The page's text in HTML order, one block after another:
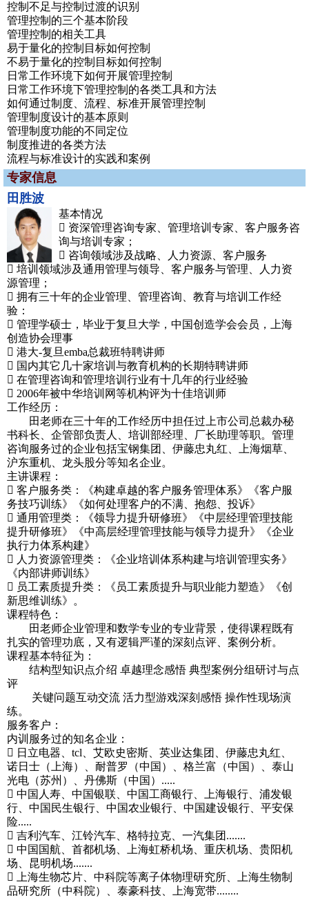
控制不足与控制过渡的识别
管理控制的三个基本阶段
管理控制的相关工具
易于量化的控制目标如何控制
不易于量化的控制目标如何控制
日常工作环境下如何开展管理控制
日常工作环境下管理控制的各类工具和方法
如何通过制度、流程、标准开展管理控制
管理制度设计的基本原则
管理制度功能的不同定位
制度推进的各类方法
流程与标准设计的实践和案例
专家信息
田胜波
基本情况
 资深管理咨询专家、管理培训专家、客户服务咨
询与培训专家；
 咨询领域涉及战略、人力资源、客户服务
 培训领域涉及通用管理与领导、客户服务与管理、人力资
源管理；
 拥有三十年的企业管理、管理咨询、教育与培训工作经
验：
 管理学硕士，毕业于复旦大学，中国创造学会会员，上海
创造协会理事
 港大-复旦emba总裁班特聘讲师
 国内其它几十家培训与教育机构的长期特聘讲师
 在管理咨询和管理培训行业有十几年的行业经验
 2006年被中华培训网等机构评为十佳培训师
工作经历：
田老师在三十年的工作经历中担任过上市公司总裁办秘
书科长、企管部负责人、培训部经理、厂长助理等职。管理
咨询服务过的企业包括宝钢集团、伊藤忠丸红、上海烟草、
沪东重机、龙头股分等知名企业。
主讲课程：
 客户服务类：《构建卓越的客户服务管理体系》《客户服
务技巧训练》《如何处理客户的不满、抱怨、投诉》
 通用管理类：《领导力提升研修班》《中层经理管理技能
提升研修班》《中高层经理管理技能与领导力提升》《企业
执行力体系构建》
 人力资源管理类：《企业培训体系构建与培训管理实务》
《内部讲师训练》
 员工素质提升类：《员工素质提升与职业能力塑造》《创
新思维训练》。
课程特色：
田老师企业管理和数学专业的专业背景，使得课程既有
扎实的管理功底，又有逻辑严谨的深刻点评、案例分析。
课程基本特征为：
结构型知识点介绍 卓越理念感悟 典型案例分组研讨与点
评
关键问题互动交流 活力型游戏深刻感悟 操作性现场演
练。
服务客户：
内训服务过的知名企业：
 日立电器、tcl、艾欧史密斯、英业达集团、伊藤忠丸红、
诺日士（上海）、耐普罗（中国）、格兰富（中国）、泰山
光电（苏州）、丹佛斯（中国）.....
 中国人寿、中国银联、中国工商银行、上海银行、浦发银
行、中国民生银行、中国农业银行、中国建设银行、平安保
险.....
 吉利汽车、江铃汽车、格特拉克、一汽集团.......
 中国国航、首都机场、上海虹桥机场、重庆机场、贵阳机
场、昆明机场.......
 上海生物芯片、中科院等离子体物理研究所、上海生物制
品研究所（中科院）、泰豪科技、上海宽带........